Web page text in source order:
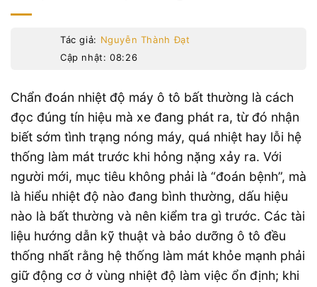
Tác giả: Nguyễn Thành Đạt
Cập nhật: 08:26
Chẩn đoán nhiệt độ máy ô tô bất thường là cách
đọc đúng tín hiệu mà xe đang phát ra, từ đó nhận
biết sớm tình trạng nóng máy, quá nhiệt hay lỗi hệ
thống làm mát trước khi hỏng nặng xảy ra. Với
người mới, mục tiêu không phải là “đoán bệnh”, mà
là hiểu nhiệt độ nào đang bình thường, dấu hiệu
nào là bất thường và nên kiểm tra gì trước. Các tài
liệu hướng dẫn kỹ thuật và bảo dưỡng ô tô đều
thống nhất rằng hệ thống làm mát khỏe mạnh phải
giữ động cơ ở vùng nhiệt độ làm việc ổn định; khi